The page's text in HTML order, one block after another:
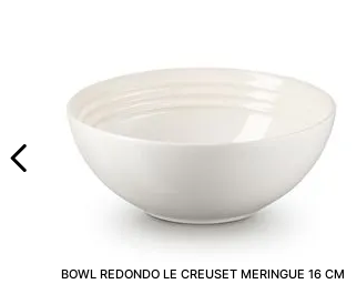
BOWL REDONDO LE CREUSET MERINGUE 16 CM